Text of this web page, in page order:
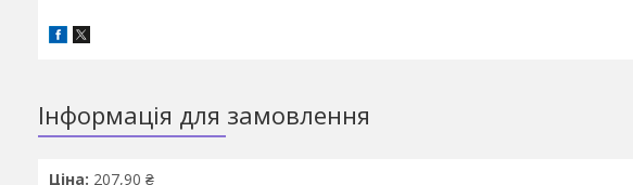
Інформація для замовлення
Ціна: 207,90 ₴